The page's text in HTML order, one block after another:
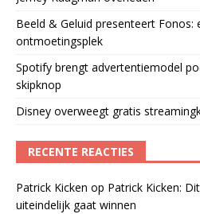
Beeld & Geluid presenteert Fonos:
ontmoetingsplek
Spotify brengt advertentiemodel
skipknop
Disney overweegt gratis
RECENTE REACTIES
Patrick Kicken op Patrick Kicken:
uiteindelijk gaat winnen